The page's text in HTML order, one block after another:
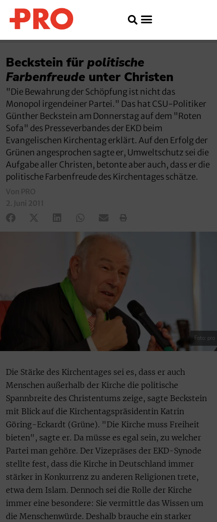
Beckstein für politische
Farbenfreude unter Christen
"Die Bewahrung der Schöpfung ist nicht das
Monopol irgendeiner Partei." Das hat CSU-Politiker
Günther Beckstein am Donnerstag auf dem "Roten
Sofa" des Presseverbandes der EKD beim
Evangelischen Kirchentag erklärt. Auf den Erfolg der
Grünen angesprochen sagte er, Umweltschutz sei die
Aufgabe aller Christen, betonte aber auch, dass er die
politische Farbenfreude des Kirchentages schätze.
Von PRO
2. Juni 2011
Foto: pro
Die Stärke des Kirchentages sei es, dass er auch
Menschen außerhalb der Kirche die politische
Spannbreite des Christentums zeige, sagte Beckstein
mit Blick auf die Kirchentagspräsidentin Katrin
Göring-Eckardt (Grüne). "Die Kirche muss Freiheit
bieten", sagte er. Da müsse es egal sein, zu welcher
Partei man gehöre. Der Vizepräses der EKD-Synode
stellte fest, dass die Kirche in Deutschland immer
stärker in Konkurrenz zu anderen Religionen trete,
etwa dem Islam. Dennoch sei die Rolle der Kirche
immer eine besondere: Sie vermittle das Wissen um
die Menschenwürde. Deshalb brauche ein starker